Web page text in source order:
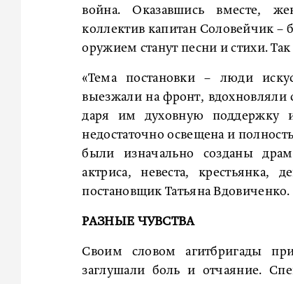
война. Оказавшись вместе,
коллектив капитан Соловейчик –
оружием станут песни и стихи.
«Тема постановки – люди
выезжали на фронт,
даря им духовную поддержку
недостаточно освещена и
были изначально созданы
актриса, невеста, крестьянка,
постановщик Татьяна Вдовиченко.
РАЗНЫЕ ЧУВСТВА
Своим словом агитбригады
заглушали боль и отчаяние.